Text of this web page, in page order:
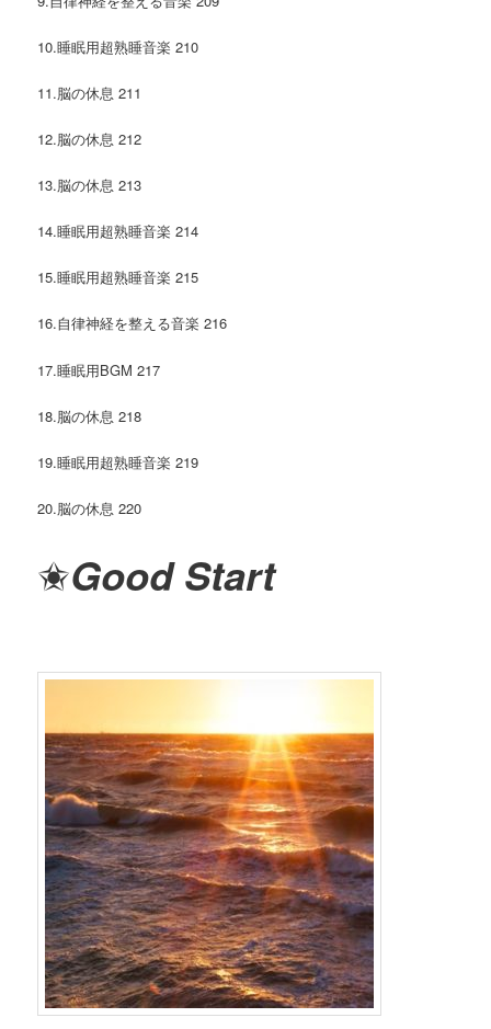
10.睡眠用超熟睡音楽 210
11.脳の休息 211
12.脳の休息 212
13.脳の休息 213
14.睡眠用超熟睡音楽 214
15.睡眠用超熟睡音楽 215
16.自律神経を整える音楽 216
17.睡眠用BGM 217
18.脳の休息 218
19.睡眠用超熟睡音楽 219
20.脳の休息 220
✬Good Start